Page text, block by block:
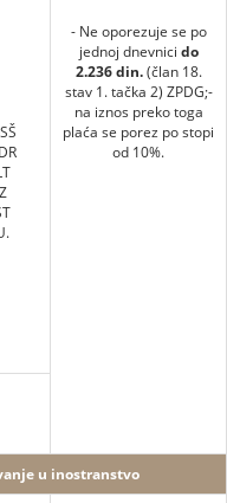
- Ne oporezuje se po
jednoj dnevnici do
2.236 din.(član 18.
stav 1. tačka 2) ZPDG;-
na iznos preko toga
plaća se porez po stopi
od 10%.
u inostranstvo